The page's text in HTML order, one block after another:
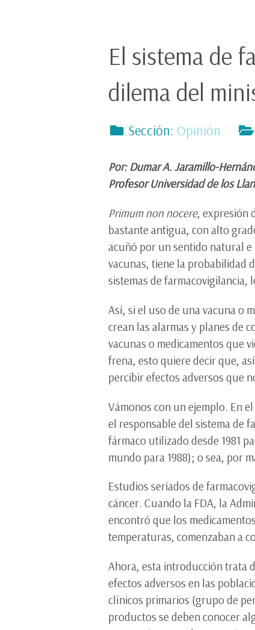
El sistema de
dilema del
Sección: Opinión
Por: Dumar A. Jaramillo-
Profesor Universidad de los
Primum non nocere, expresión
bastante antigua, con alto
acuñó por un sentido natural
vacunas, tiene la probabilidad
sistemas de farmacovigilancia,
Así, si el uso de una vacuna o
crean las alarmas y planes de
vacunas o medicamentos que
frena, esto quiere decir que,
percibir efectos adversos que
Vámonos con un ejemplo. En
el responsable del sistema de
fármaco utilizado desde 1981
mundo para 1988); o sea, por
Estudios seriados de
cáncer. Cuando la FDA, la
encontró que los
temperaturas, comenzaban a
Ahora, esta introducción trata
efectos adversos en las
clínicos primarios (grupo de
productos se deben conocer